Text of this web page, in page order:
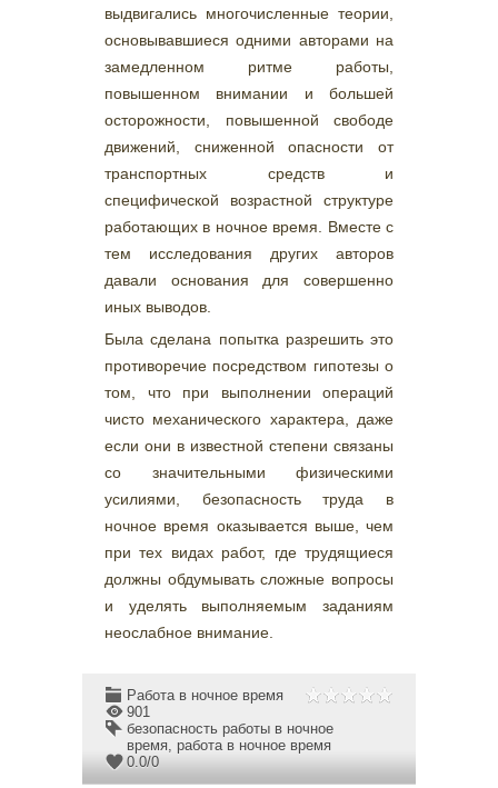
выдвигались многочисленные теории,
основывавшиеся одними авторами на
замедленном ритме работы,
повышенном внимании и большей
осторожности, повышенной свободе
движений, сниженной опасности от
транспортных средств и
специфической возрастной структуре
работающих в ночное время. Вместе с
тем исследования других авторов
давали основания для совершенно
иных выводов.
Была сделана попытка разрешить это
противоречие посредством гипотезы о
том, что при выполнении операций
чисто механического характера, даже
если они в известной степени связаны
со значительными физическими
усилиями, безопасность труда в
ночное время оказывается выше, чем
при тех видах работ, где трудящиеся
должны обдумывать сложные вопросы
и уделять выполняемым заданиям
неослабное внимание.
Работа в ночное время
901
безопасность работы в ночное
время, работа в ночное время
0.0/0